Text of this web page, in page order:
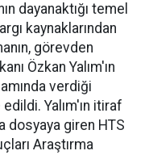
dayanaktığı temel
kaynaklarından
görevden
Özkan Yalım'ın
verdiği
edildi. Yalım'ın itiraf
dosyaya giren HTS
Araştırma